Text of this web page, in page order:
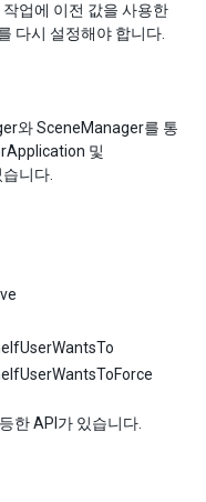
업에 이전 값을 사용한
다시 설정해야 합니다.
와 SceneManager를 통
및
니다.
한 API가 있습니다.